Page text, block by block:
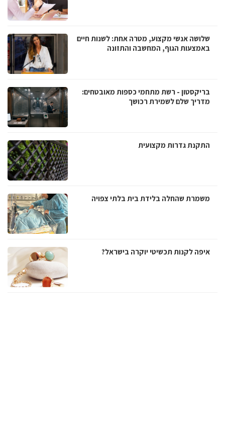
שלושה אנשי מקצוע, מטרה אחת: לשנות חיים
באמצעות הגוף, המחשבה והתזונה
בריקסטון - רשת מתחמי כספות מאובטחים:
מדריך שלם לשמירת רכושך
התקנת גדרות מקצועית
משמרת שהחלה בלידת בית בלתי צפויה
איפה לקנות תכשיטי יוקרה בישראל?